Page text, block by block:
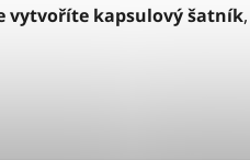
vytvoříte kapsulový šatník